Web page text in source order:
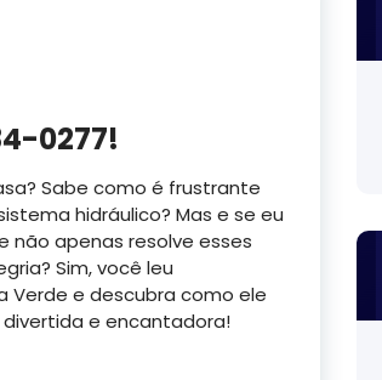
0277!
Sabe como é frustrante
hidráulico? Mas e se eu
não apenas resolve esses
Sim, você leu
Verde e descubra como ele
e encantadora!